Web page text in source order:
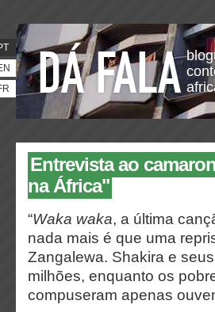
Entrevista ao
na África"
“Waka waka, a última
nada mais é que uma
Zangalewa. Shakira e
milhões, enquanto os
compuseram apenas